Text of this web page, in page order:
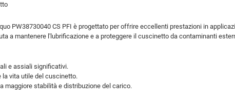
PW38730040 CS PFI è progettato per offrire eccellenti prestazioni in
a mantenere l'lubrificazione e a proteggere il cuscinetto da contaminanti
e assiali significativi.
la vita utile del cuscinetto.
maggiore stabilità e distribuzione del carico.